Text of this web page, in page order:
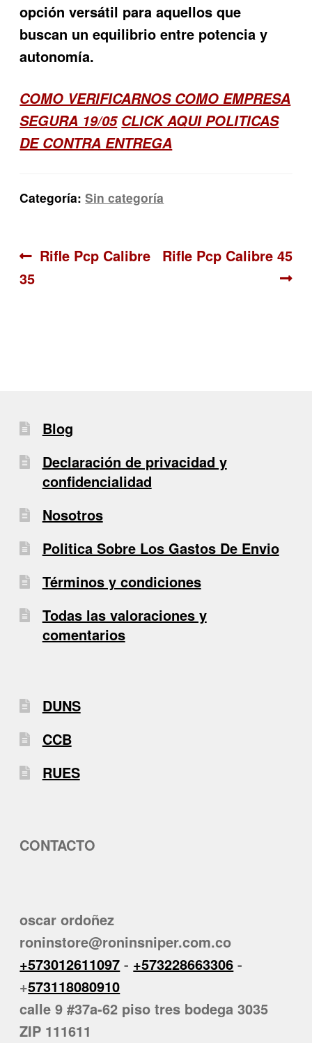
opción versátil para aquellos que
buscan un equilibrio entre potencia y
autonomía.
COMO VERIFICARNOS COMO EMPRESA
SEGURA 19/05 CLICK AQUI POLITICAS
DE CONTRA ENTREGA
Categoría:Sin categoría
Navegación
de
Anterior:
Rifle Pcp Calibre
35
Siguiente:
Rifle Pcp Calibre 45
Blog
Declaración de privacidad y
confidencialidad
Nosotros
Politica Sobre Los Gastos De Envio
Términos y condiciones
Todas las valoraciones y
comentarios
DUNS
CCB
RUES
CONTACTO
oscar ordoñez
roninstore@roninsniper.com.co
+573012611097 - +573228663306 -
+573118080910
calle 9 #37a-62 piso tres bodega 3035
ZIP 111611